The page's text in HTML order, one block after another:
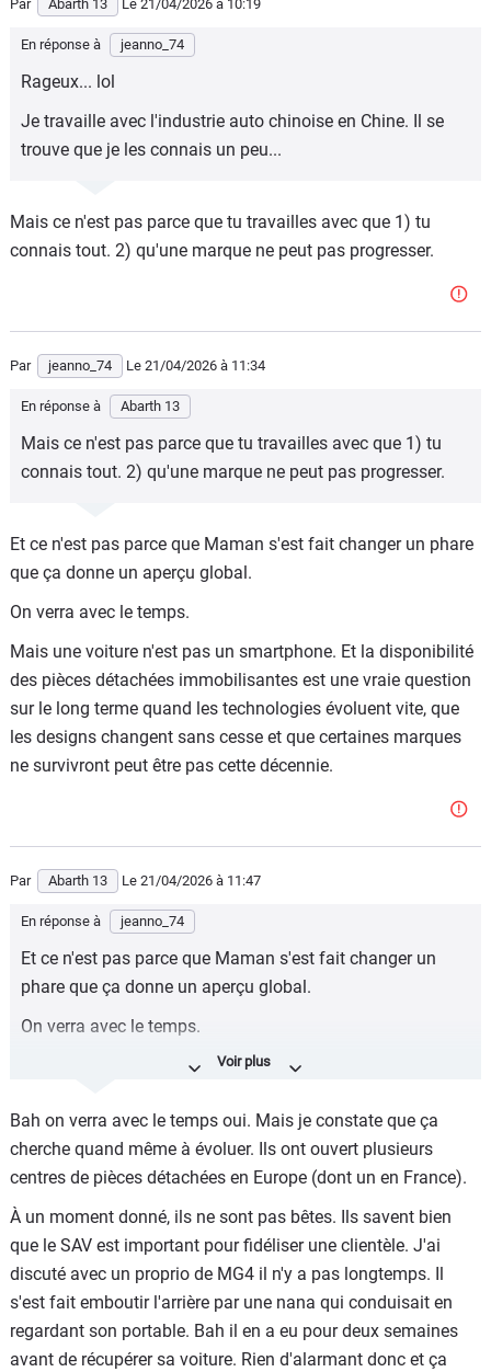
Par Abarth 13 Le 21/04/2026 à 10:19
En réponse à jeanno_74
Rageux... lol
Je travaille avec l'industrie auto chinoise en Chine. Il se
trouve que je les connais un peu...
Mais ce n'est pas parce que tu travailles avec que 1) tu
connais tout. 2) qu'une marque ne peut pas progresser.
Par jeanno_74 Le 21/04/2026 à 11:34
En réponse à Abarth 13
Mais ce n'est pas parce que tu travailles avec que 1) tu
connais tout. 2) qu'une marque ne peut pas progresser.
Et ce n'est pas parce que Maman s'est fait changer un phare
que ça donne un aperçu global.
On verra avec le temps.
Mais une voiture n'est pas un smartphone. Et la disponibilité
des pièces détachées immobilisantes est une vraie question
sur le long terme quand les technologies évoluent vite, que
les designs changent sans cesse et que certaines marques
ne survivront peut être pas cette décennie.
Par Abarth 13 Le 21/04/2026 à 11:47
En réponse à jeanno_74
Et ce n'est pas parce que Maman s'est fait changer un
phare que ça donne un aperçu global.
On verra avec le temps.
Mais une voiture n'est pas un smartphone. Et la
vraie question sur le long terme quand les technologies
évoluent vite, que les designs changent sans cesse et que
certaines marques ne survivront peut être pas cette
décennie.
Bah on verra avec le temps oui. Mais je constate que ça
cherche quand même à évoluer. Ils ont ouvert plusieurs
centres de pièces détachées en Europe (dont un en France).
À un moment donné, ils ne sont pas bêtes. Ils savent bien
que le SAV est important pour fidéliser une clientèle. J'ai
discuté avec un proprio de MG4 il n'y a pas longtemps. Il
s'est fait emboutir l'arrière par une nana qui conduisait en
regardant son portable. Bah il en a eu pour deux semaines
avant de récupérer sa voiture. Rien d'alarmant donc et ça